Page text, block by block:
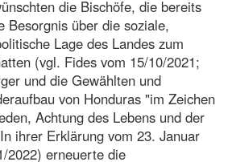
die Bischöfe, die bereits
Besorgnis über die soziale,
Lage des Landes zum
(vgl. Fides vom 15/10/2021;
und die Gewählten und
von Honduras "im Zeichen
Achtung des Lebens und der
ihrer Erklärung vom 23. Januar
2022) erneuerte die